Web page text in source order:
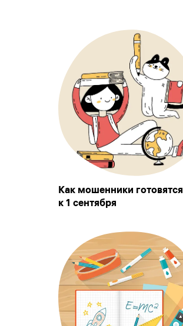
Как мошенники готовятся
к 1 сентября